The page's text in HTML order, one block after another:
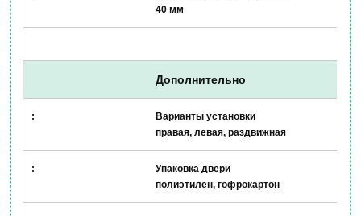
40 мм
Дополнительно
Варианты установки
правая, левая, раздвижная
Упаковка двери
полиэтилен, гофрокартон